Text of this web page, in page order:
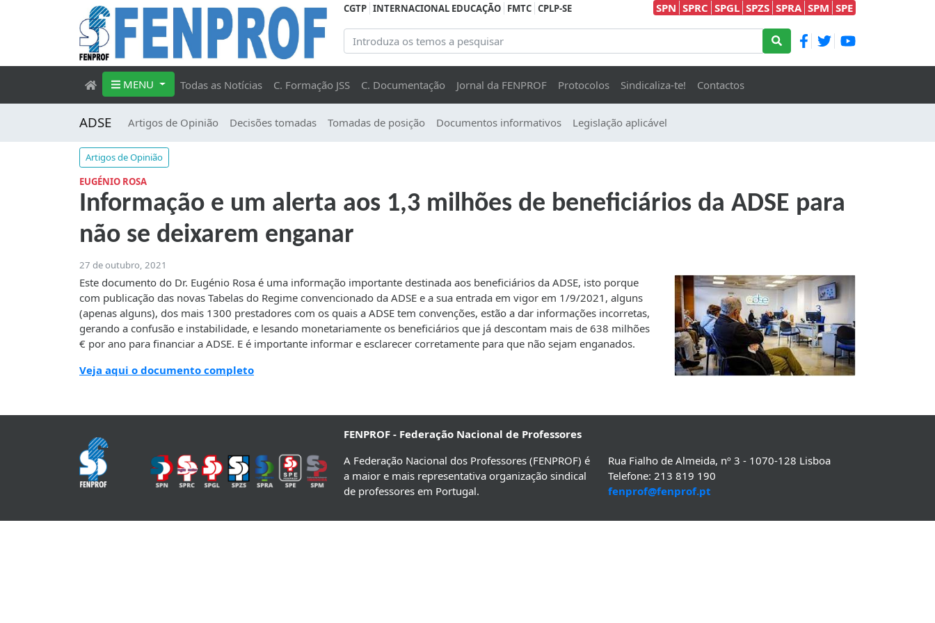
CGTP INTERNACIONAL EDUCAÇÃO FMTC CPLP-SE SPN SPRC SPGL SPZS SPRA SPM SPE
MENU Todas as Notícias C. Formação JSS C. Documentação Jornal da FENPROF Protocolos Sindicaliza-te! Contactos
ADSE Artigos de Opinião Decisões tomadas Tomadas de posição Documentos informativos Legislação aplicável
Artigos de Opinião
EUGÉNIO ROSA
Informação e um alerta aos 1,3 milhões de beneficiários da ADSE para
não se deixarem enganar
27 de outubro, 2021
Este documento do Dr. Eugénio Rosa é uma informação importante destinada aos beneficiários da ADSE, isto porque
com publicação das novas Tabelas do Regime convencionado da ADSE e a sua entrada em vigor em 1/9/2021, alguns
(apenas alguns), dos mais 1300 prestadores com os quais a ADSE tem convenções, estão a dar informações incorretas,
gerando a confusão e instabilidade, e lesando monetariamente os beneficiários que já descontam mais de 638 milhões
€ por ano para financiar a ADSE. E é importante informar e esclarecer corretamente para que não sejam enganados.
Veja aqui o documento completo
FENPROF - Federação Nacional de Professores
A Federação Nacional dos Professores (FENPROF) é
a maior e mais representativa organização sindical
de professores em Portugal.
Rua Fialho de Almeida, nº 3 - 1070-128 Lisboa
Telefone: 213 819 190
fenprof@fenprof.pt